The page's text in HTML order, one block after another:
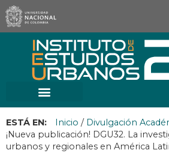
ESTÁ EN: Inicio / Divulgación
¡Nueva publicación! DGU32. La
urbanos y regionales en América